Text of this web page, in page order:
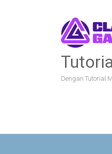
Dengan Tutorial